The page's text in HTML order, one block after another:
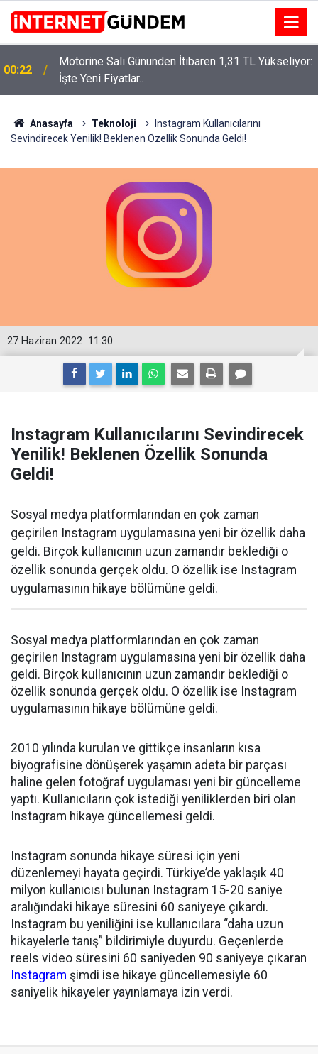
00:22
Motorine Salı Gününden İtibaren 1,31 TL Yükseliyor:
İşte Yeni Fiyatlar..
Anasayfa Teknoloji
Instagram Kullanıcılarını
Sevindirecek Yenilik! Beklenen Özellik Sonunda Geldi!
11:30
27 Haziran 2022
Instagram Kullanıcılarını Sevindirecek
Yenilik! Beklenen Özellik Sonunda
Geldi!
Sosyal medya platformlarından en çok zaman
geçirilen Instagram uygulamasına yeni bir özellik daha
geldi. Birçok kullanıcının uzun zamandır beklediği o
özellik sonunda gerçek oldu. O özellik ise Instagram
uygulamasının hikaye bölümüne geldi.
Sosyal medya platformlarından en çok zaman
geçirilen Instagram uygulamasına yeni bir özellik daha
geldi. Birçok kullanıcının uzun zamandır beklediği o
özellik sonunda gerçek oldu. O özellik ise Instagram
uygulamasının hikaye bölümüne geldi.
2010 yılında kurulan ve gittikçe insanların kısa
biyografisine dönüşerek yaşamın adeta bir parçası
haline gelen fotoğraf uygulaması yeni bir güncelleme
yaptı. Kullanıcıların çok istediği yeniliklerden biri olan
Instagram hikaye güncellemesi geldi.
Instagram sonunda hikaye süresi için yeni
düzenlemeyi hayata geçirdi. Türkiye’de yaklaşık 40
milyon kullanıcısı bulunan Instagram 15-20 saniye
aralığındaki hikaye süresini 60 saniyeye çıkardı.
Instagram bu yeniliğini ise kullanıcılara “daha uzun
hikayelerle tanış” bildirimiyle duyurdu. Geçenlerde
reels video süresini 60 saniyeden 90 saniyeye çıkaran
Instagram şimdi ise hikaye güncellemesiyle 60
saniyelik hikayeler yayınlamaya izin verdi.